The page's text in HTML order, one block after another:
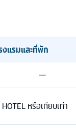
งแรมและที่พัก
—
หรือเทียบเท่า